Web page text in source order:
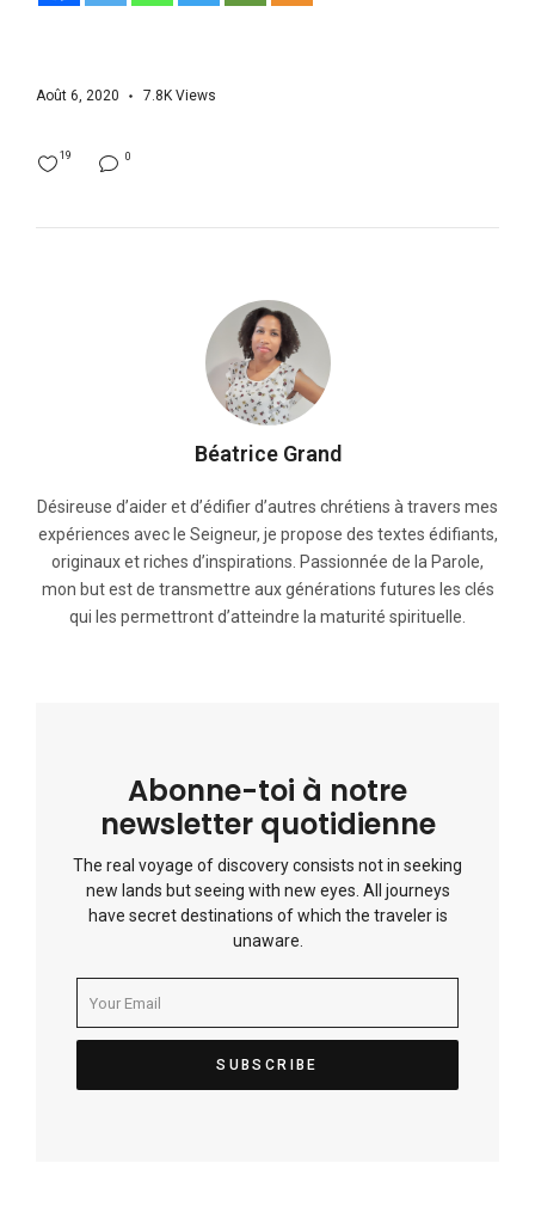
Août 6, 2020 7.8K Views
0
19
Béatrice Grand
Désireuse d’aider et d’édifier d’autres chrétiens à travers mes
expériences avec le Seigneur, je propose des textes édifiants,
originaux et riches d’inspirations. Passionnée de la Parole,
mon but est de transmettre aux générations futures les clés
qui les permettront d’atteindre la maturité spirituelle.
Abonne-toi à notre
newsletter quotidienne
The real voyage of discovery consists not in seeking
new lands but seeing with new eyes. All journeys
have secret destinations of which the traveler is
unaware.